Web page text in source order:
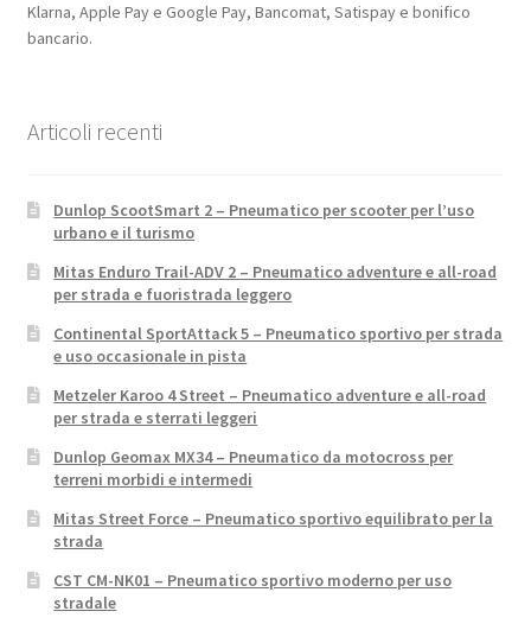
Klarna, Apple Pay e Google Pay, Bancomat, Satispay e bonifico
bancario.
Articoli recenti
Dunlop ScootSmart 2 – Pneumatico per scooter per l’uso
urbano e il turismo
Mitas Enduro Trail-ADV 2 – Pneumatico adventure e all-road
per strada e fuoristrada leggero
Continental SportAttack 5 – Pneumatico sportivo per strada
e uso occasionale in pista
Metzeler Karoo 4 Street – Pneumatico adventure e all-road
per strada e sterrati leggeri
Dunlop Geomax MX34 – Pneumatico da motocross per
terreni morbidi e intermedi
Mitas Street Force – Pneumatico sportivo equilibrato per la
strada
CST CM-NK01 – Pneumatico sportivo moderno per uso
stradale